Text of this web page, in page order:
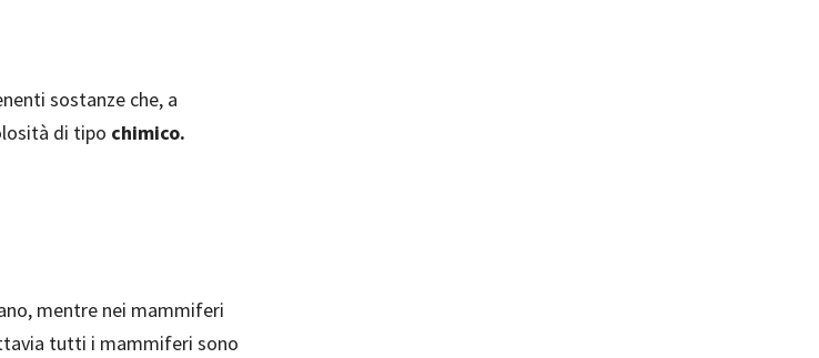
sostanze che, a
di tipo chimico.
mentre nei mammiferi
tutti i mammiferi sono